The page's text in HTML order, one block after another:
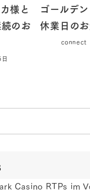
様と
のお
ゴールデ
休業日の
connect
Casino RTPs im